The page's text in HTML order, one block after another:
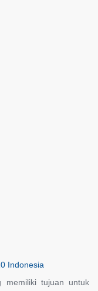
Indonesia
memiliki tujuan untuk